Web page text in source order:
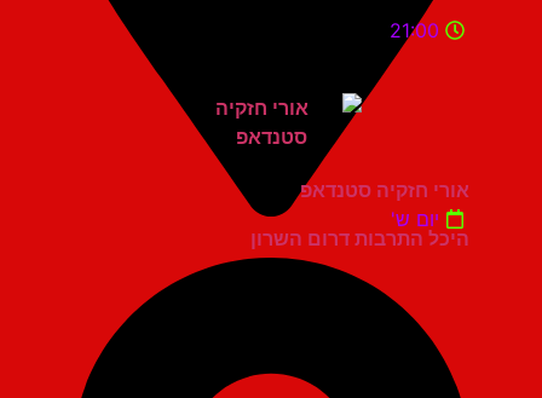
היכל התרבות דרום השרון
21:00
אורי חזקיה סטנדאפ
יום ש'